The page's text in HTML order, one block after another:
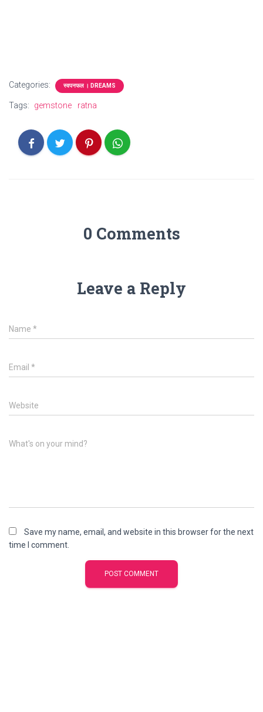
Categories: स्वपनफल । DREAMS
Tags: gemstone ratna
0 Comments
Leave a Reply
Name *
Email *
Website
What's on your mind?
Save my name, email, and website in this browser for the next
time I comment.